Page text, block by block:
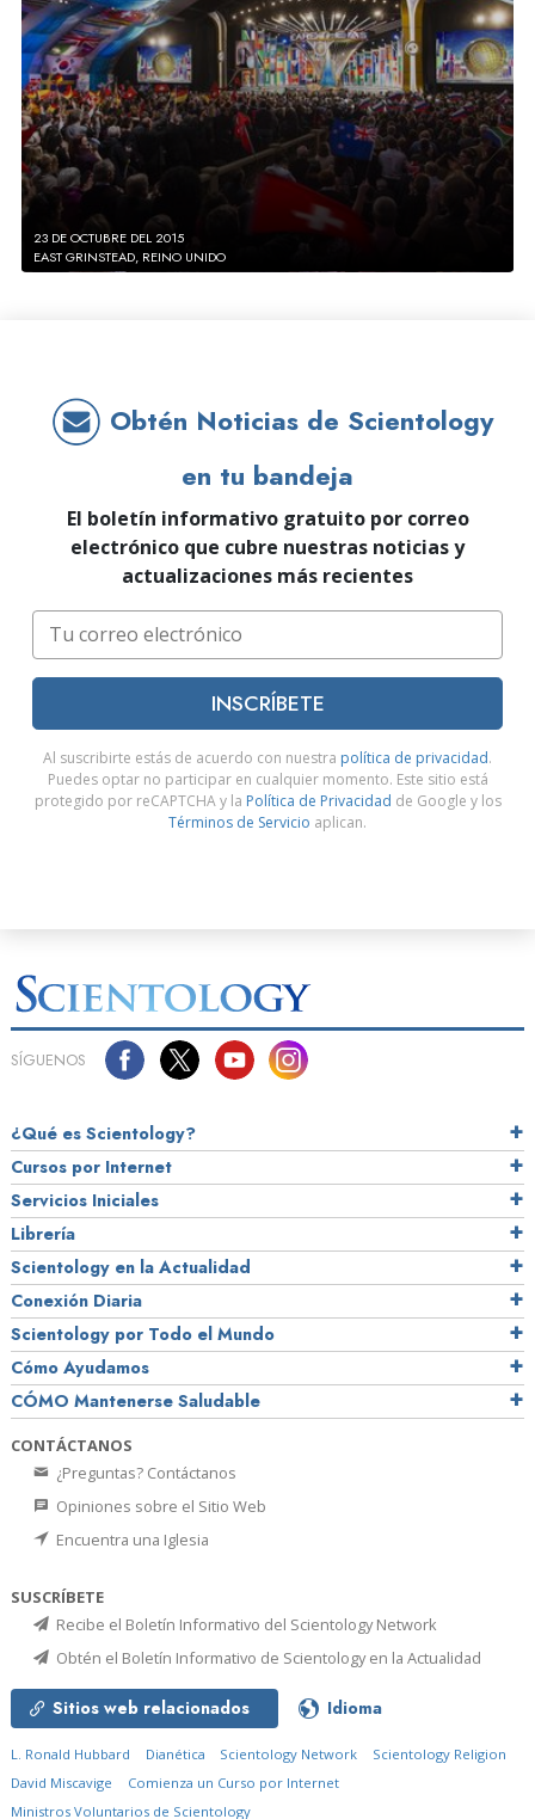
23 DE OCTUBRE DEL 2015
EAST GRINSTEAD, REINO UNIDO
Obtén Noticias de Scientology
en tu bandeja
El boletín informativo gratuito por correo
electrónico que cubre nuestras noticias y
actualizaciones más recientes
INSCRÍBETE
Al suscribirte estás de acuerdo con nuestra política de privacidad.
Puedes optar no participar en cualquier momento. Este sitio está
protegido por reCAPTCHA y la Política de Privacidad de Google y los
Términos de Servicio aplican.
SÍGUENOS
¿Qué es Scientology?
Cursos por Internet
Servicios Iniciales
Librería
Scientology en la Actualidad
Conexión Diaria
Scientology por Todo el Mundo
Cómo Ayudamos
CÓMO Mantenerse Saludable
CONTÁCTANOS
¿Preguntas? Contáctanos
Opiniones sobre el Sitio Web
Encuentra una Iglesia
SUSCRÍBETE
Recibe el Boletín Informativo del Scientology Network
Obtén el Boletín Informativo de Scientology en la Actualidad
Sitios web relacionados Idioma
L. Ronald Hubbard Dianética Scientology Network
Scientology Religion
David Miscavige
Comienza un Curso por Internet
Ministros Voluntarios de Scientology